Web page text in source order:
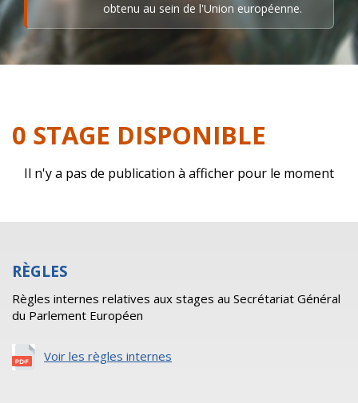
obtenu au sein de l'Union européenne.
0 STAGE DISPONIBLE
Il n'y a pas de publication à afficher pour le moment
RÈGLES
Règles internes relatives aux stages au Secrétariat Général
du Parlement Européen
Voir les règles internes